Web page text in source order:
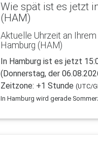
Wie spät ist es jetzt
(HAM)
Aktuelle Uhrzeit an
Hamburg (HAM)
In Hamburg ist es jetzt
(Donnerstag, der
Zeitzone: +1 Stunde(UTC/
In Hamburg wird gerade